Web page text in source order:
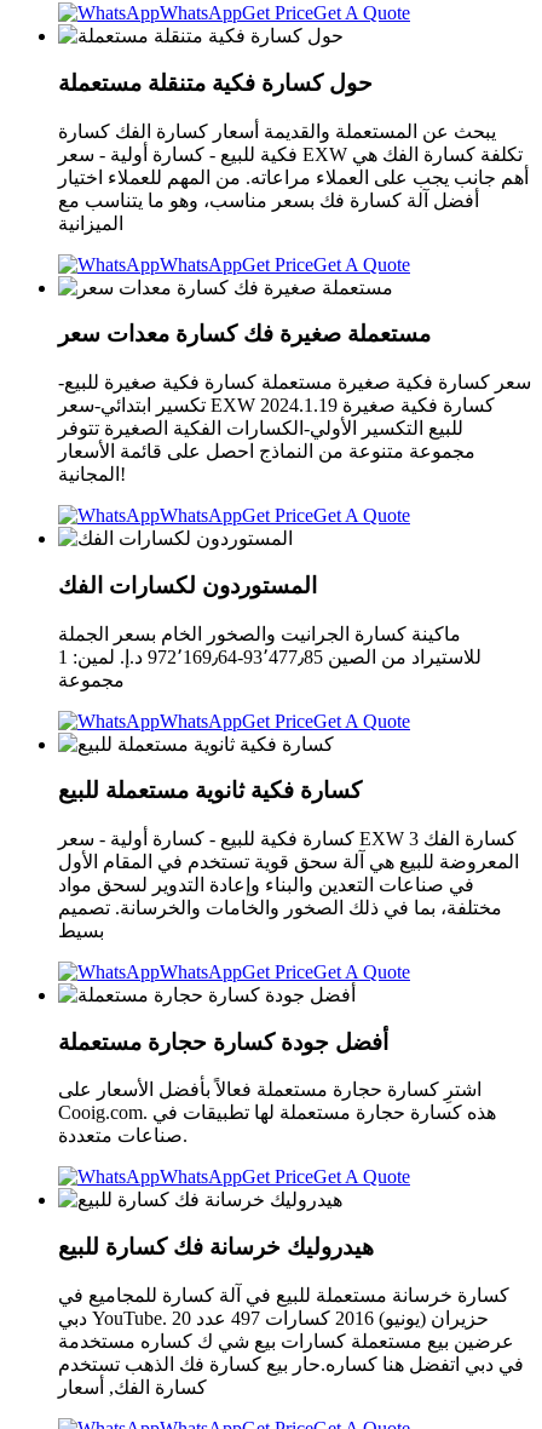
WhatsAppGet PriceGet A Quote
حول كسارة فكية متنقلة مستعملة
يبحث عن المستعملة والقديمة أسعار كسارة الفك كسارة
فكية للبيع - كسارة أولية - سعر EXW تكلفة كسارة الفك هي
أهم جانب يجب على العملاء مراعاته. من المهم للعملاء اختيار
أفضل آلة كسارة فك بسعر مناسب، وهو ما يتناسب مع
الميزانية
WhatsAppGet PriceGet A Quote
مستعملة صغيرة فك كسارة معدات سعر
سعر كسارة فكية صغيرة مستعملة كسارة فكية صغيرة للبيع-
تكسير ابتدائي-سعر EXW 2024.1.19 كسارة فكية صغيرة
للبيع التكسير الأولي-الكسارات الفكية الصغيرة تتوفر
مجموعة متنوعة من النماذج احصل على قائمة الأسعار
المجانية!
WhatsAppGet PriceGet A Quote
المستوردون لكسارات الفك
ماكينة كسارة الجرانيت والصخور الخام بسعر الجملة
للاستيراد من الصين ‏93٬477٫85-‏972٬169٫64 د.إ.‏ لمين: 1
مجموعة
WhatsAppGet PriceGet A Quote
كسارة فكية ثانوية مستعملة للبيع
كسارة فكية للبيع - كسارة أولية - سعر EXW 3 كسارة الفك
المعروضة للبيع هي آلة سحق قوية تستخدم في المقام الأول
في صناعات التعدين والبناء وإعادة التدوير لسحق مواد
مختلفة، بما في ذلك الصخور والخامات والخرسانة. تصميم
بسيط
WhatsAppGet PriceGet A Quote
أفضل جودة كسارة حجارة مستعملة
اشترِ كسارة حجارة مستعملة فعالاً بأفضل الأسعار على
Cooig.com. هذه كسارة حجارة مستعملة لها تطبيقات في
صناعات متعددة.
WhatsAppGet PriceGet A Quote
هيدروليك خرسانة فك كسارة للبيع
كسارة خرسانة مستعملة للبيع في آلة كسارة للمجاميع في
دبي YouTube. 20 حزيران (يونيو) 2016 كسارات 497 عدد
عرضين بيع مستعملة كسارات بيع شي ك كساره مستخدمة
في دبي اتفضل هنا كساره.حار بيع كسارة فك الذهب تستخدم
كسارة الفك, أسعار